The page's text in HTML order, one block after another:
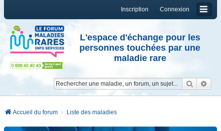
Connexion
Inscription
L'espace d'échange pour les
personnes touchées par une
maladie rare
Accueil du forum Liste des maladies